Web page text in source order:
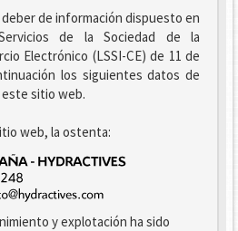
de información dispuesto en
de la Sociedad de la
Electrónico (LSSI-CE) de 11 de
los siguientes datos de
sitio web.
web, la ostenta:
y explotación ha sido